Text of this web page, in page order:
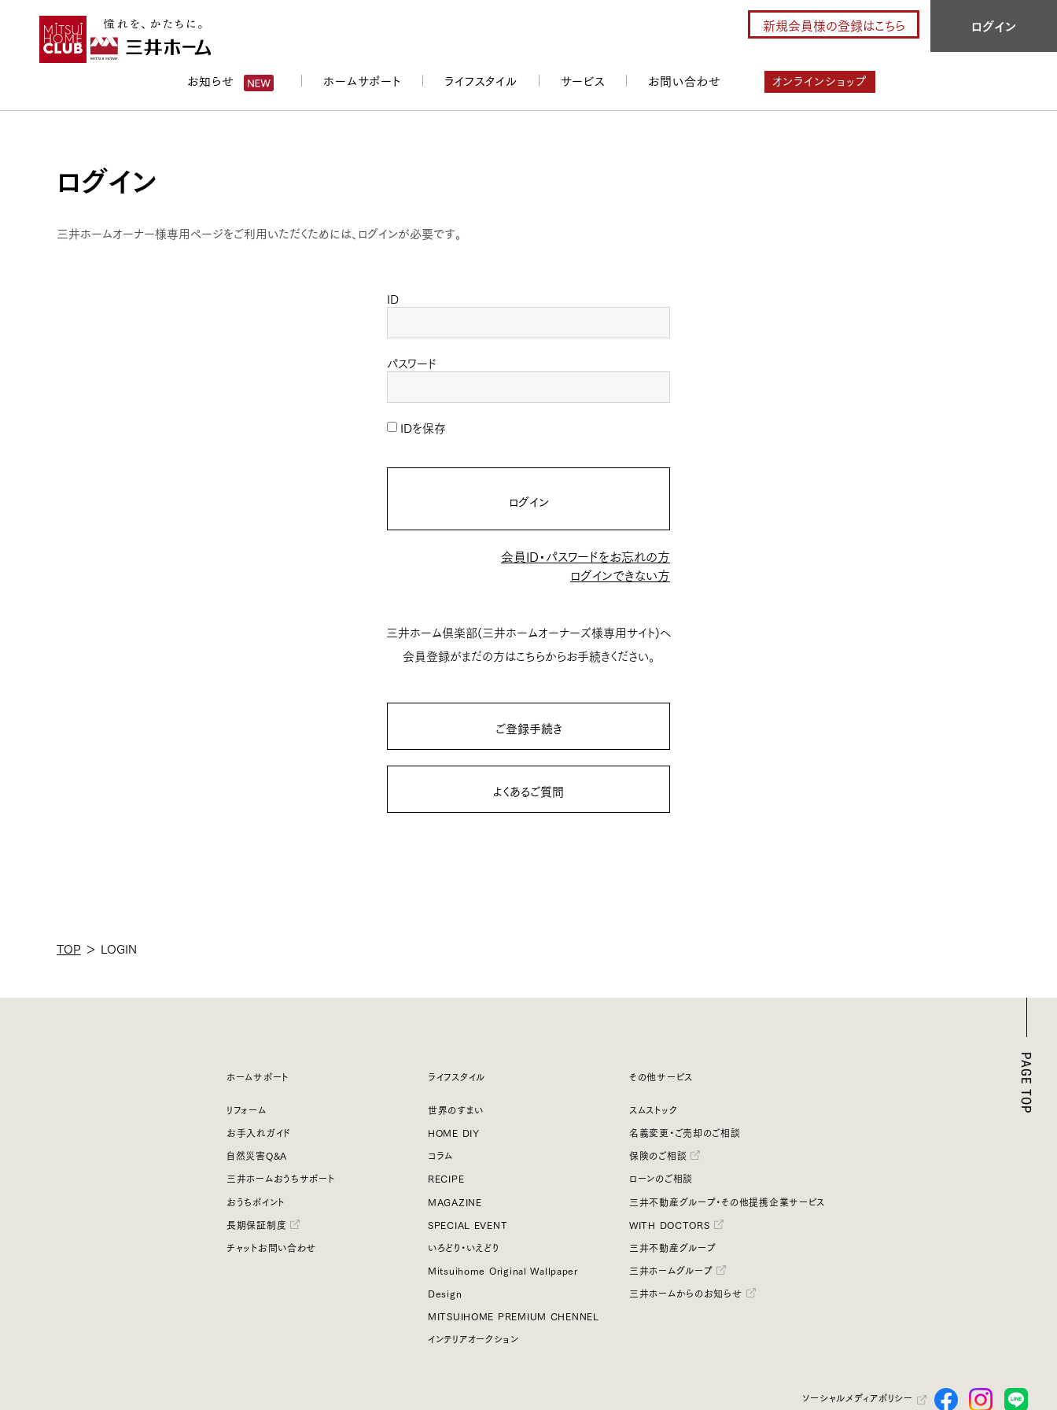
ログイン
新規会員様の登録はこちら
お知らせ ホームサポート ライフスタイル サービス お問い合わせ オンラインショップ
ログイン
三井ホームオーナー様専用ページをご利用いただくためには、ログインが必要です。
ID
パスワード
IDを保存
ログイン
会員ID・パスワードをお忘れの方
ログインできない方
三井ホーム倶楽部(三井ホームオーナーズ様専用サイト)へ
会員登録がまだの方はこちらからお手続きください。
ご登録手続き
よくあるご質問
TOP ＞ LOGIN
ホームサポート
リフォーム
お手入れガイド
自然災害Q&A
三井ホームおうちサポート
おうちポイント
長期保証制度
チャットお問い合わせ
ライフスタイル
世界のすまい
HOME DIY
コラム
RECIPE
MAGAZINE
SPECIAL EVENT
いろどり・いえどり
Mitsuihome Original Wallpaper
Design
MITSUIHOME PREMIUM CHENNEL
インテリアオークション
その他サービス
スムストック
名義変更・ご売却のご相談
保険のご相談
ローンのご相談
三井不動産グループ・その他提携企業サービス
WITH DOCTORS
三井不動産グループ
三井ホームグループ
三井ホームからのお知らせ
ソーシャルメディアポリシー